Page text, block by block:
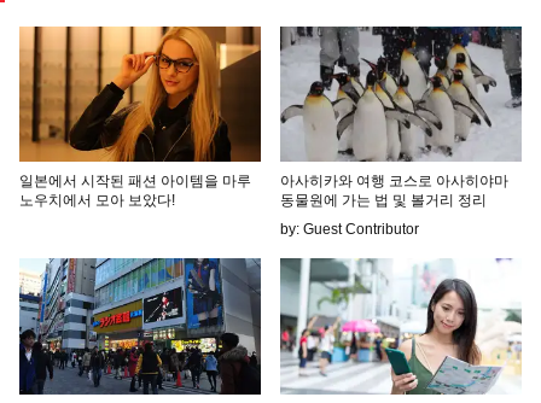
일본에서 시작된 패션 아이템을 마루
노우치에서 모아 보았다!
아사히카와 여행 코스로 아사히야마
동물원에 가는 법 및 볼거리 정리
by: Guest Contributor